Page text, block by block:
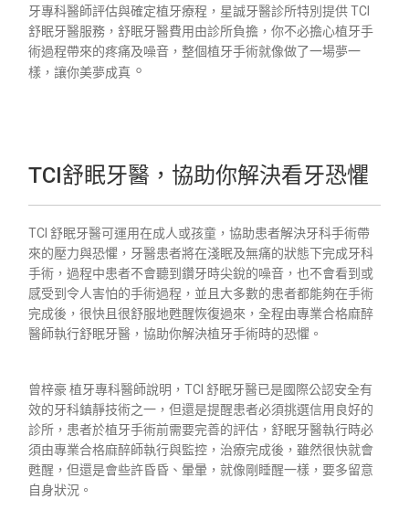
牙專科醫師評估與確定植牙療程，星誠牙醫診所特別提供 TCI
舒眠牙醫服務，舒眠牙醫費用由診所負擔，你不必擔心植牙手
術過程帶來的疼痛及噪音，整個植牙手術就像做了一場夢一
樣，讓你美夢成真 。
TCI舒眠牙醫，協助你解決看牙恐懼
TCI 舒眠牙醫可運用在成人或孩童，協助患者解決牙科手術帶
來的壓力與恐懼，牙醫患者將在淺眠及無痛的狀態下完成牙科
手術，過程中患者不會聽到鑽牙時尖銳的噪音，也不會看到或
感受到令人害怕的手術過程，並且大多數的患者都能夠在手術
完成後，很快且很舒服地甦醒恢復過來，全程由專業合格麻醉
醫師執行舒眠牙醫，協助你解決植牙手術時的恐懼。
曾梓豪 植牙專科醫師說明，TCI 舒眠牙醫已是國際公認安全有
效的牙科鎮靜技術之一，但還是提醒患者必須挑選信用良好的
診所，患者於植牙手術前需要完善的評估，舒眠牙醫執行時必
須由專業合格麻醉師執行與監控，治療完成後，雖然很快就會
甦醒，但還是會些許昏昏、暈暈，就像剛睡醒一樣，要多留意
自身狀況。